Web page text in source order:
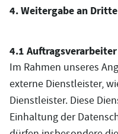
4. Weitergabe an Dritte
4.1 Auftragsverarbeiter
Im Rahmen unseres
externe Dienstleister,
Dienstleister. Diese
Einhaltung der